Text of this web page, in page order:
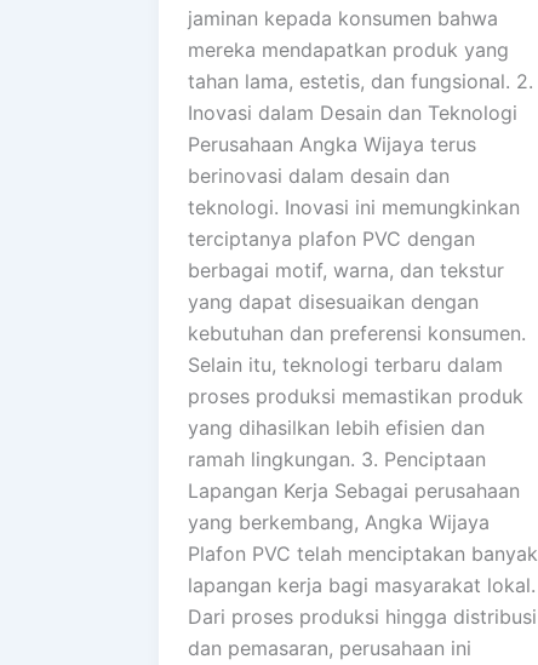
jaminan kepada konsumen bahwa
mereka mendapatkan produk yang
tahan lama, estetis, dan fungsional. 2.
Inovasi dalam Desain dan Teknologi
Perusahaan Angka Wijaya terus
berinovasi dalam desain dan
teknologi. Inovasi ini memungkinkan
terciptanya plafon PVC dengan
berbagai motif, warna, dan tekstur
yang dapat disesuaikan dengan
kebutuhan dan preferensi konsumen.
Selain itu, teknologi terbaru dalam
proses produksi memastikan produk
yang dihasilkan lebih efisien dan
ramah lingkungan. 3. Penciptaan
Lapangan Kerja Sebagai perusahaan
yang berkembang, Angka Wijaya
Plafon PVC telah menciptakan banyak
lapangan kerja bagi masyarakat lokal.
Dari proses produksi hingga distribusi
dan pemasaran, perusahaan ini